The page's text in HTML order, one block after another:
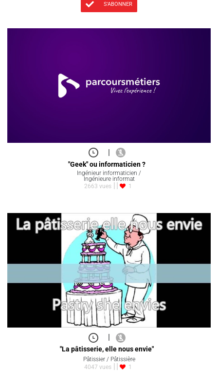
S'ABONNER
|
"Geek" ou informaticien ?
Ingénieur informaticien /
Ingénieure informat
2663 vues
1
|
"La pâtisserie, elle nous envie"
Pâtissier / Pâtissière
4047 vues
1